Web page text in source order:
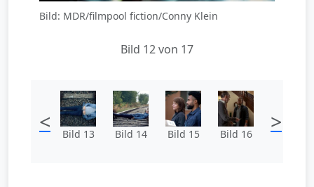
Bild: MDR/filmpool fiction/Conny Klein
Bild 12 von 17
< Bild 13 Bild 14 Bild 15 Bild 16 >